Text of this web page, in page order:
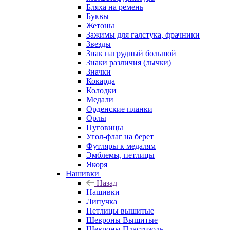
Бляха на ремень
Буквы
Жетоны
Зажимы для галстука, фрачники
Звезды
Знак нагрудный большой
Знаки различия (лычки)
Значки
Кокарда
Колодки
Медали
Орденские планки
Орлы
Пуговицы
Угол-флаг на берет
Футляры к медалям
Эмблемы, петлицы
Якоря
Нашивки
Назад
Нашивки
Липучка
Петлицы вышитые
Шевроны Вышитые